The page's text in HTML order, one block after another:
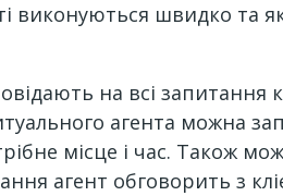
виконуються швидко
на всі запитання
агента можна
місце і час. Також
агент обговорить з